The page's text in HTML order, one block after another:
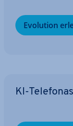
Evolution
KI-